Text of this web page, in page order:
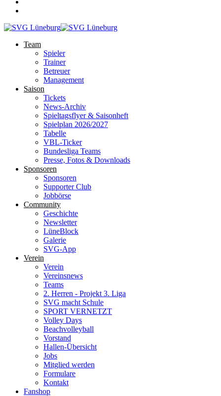
Team
Spieler
Trainer
Betreuer
Management
Saison
Tickets
News-Archiv
Spieltagsflyer & Saisonheft
Spielplan 2026/2027
Tabelle
VBL-Ticker
Bundesliga Teams
Presse, Fotos & Downloads
Sponsoren
Sponsoren
Supporter Club
Jobbörse
Community
Geschichte
Newsletter
LüneBlock
Galerie
SVG-App
Verein
Verein
Vereinsnews
Teams
2. Herren - Projekt 3. Liga
SVG macht Schule
SPORT VERNETZT
Volley Days
Beachvolleyball
Vorstand
Hallen-Übersicht
Jobs
Mitglied werden
Formulare
Kontakt
Fanshop